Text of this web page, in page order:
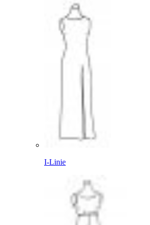
I-Linie